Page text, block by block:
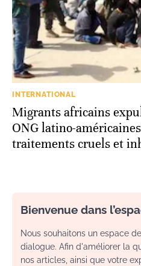
INTERNATIONAL
Migrants africains
ONG latino-
traitements cruels et
Bienvenue dans
Nous souhaitons un espace
dialogue. Afin d'améliorer la
nos articles, ainsi que votre